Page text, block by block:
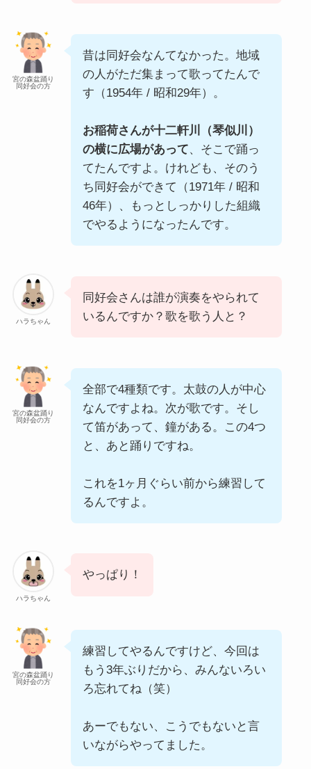
宮の森盆踊り
同好会の方
昔は同好会なんてなかった。地域
の人がただ集まって歌ってたんで
す（1954年 / 昭和29年）。
お稲荷さんが十二軒川（琴似川）
の横に広場があって、そこで踊っ
てたんですよ。けれども、そのう
ち同好会ができて（1971年 / 昭和
46年）、もっとしっかりした組織
でやるようになったんです。
ハラちゃん
同好会さんは誰が演奏をやられて
いるんですか？歌を歌う人と？
宮の森盆踊り
同好会の方
全部で4種類です。太鼓の人が中心
なんですよね。次が歌です。そし
て笛があって、鐘がある。この4つ
と、あと踊りですね。
これを1ヶ月ぐらい前から練習して
るんですよ。
ハラちゃん
やっぱり！
宮の森盆踊り
同好会の方
練習してやるんですけど、今回は
もう3年ぶりだから、みんないろい
ろ忘れてね（笑）
あーでもない、こうでもないと言
いながらやってました。